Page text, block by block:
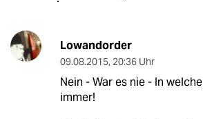
Lowandorder
09.08.2015, 20:36 Uhr
Nein - War es nie - In
immer!